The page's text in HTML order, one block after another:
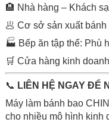
🏨 Nhà hàng – Khách
🥟 Cơ sở sản xuất
🏭 Bếp ăn tập thể: Phù
🛒 Cửa hàng kinh
📞 LIÊN HỆ NGAY ĐỂ
Máy làm bánh bao
cho nhiều mô hình kinh